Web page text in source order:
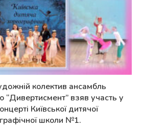
колектив ансамбль
“Дивертисмент” взяв участь у
Київської дитячої
школи №1.